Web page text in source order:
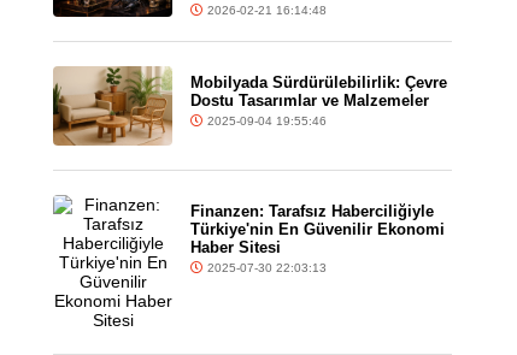
2026-02-21 16:14:48
Mobilyada Sürdürülebilirlik: Çevre
Dostu Tasarımlar ve Malzemeler
2025-09-04 19:55:46
Finanzen: Tarafsız Haberciliğiyle
Türkiye'nin En Güvenilir Ekonomi
Haber Sitesi
2025-07-30 22:03:13